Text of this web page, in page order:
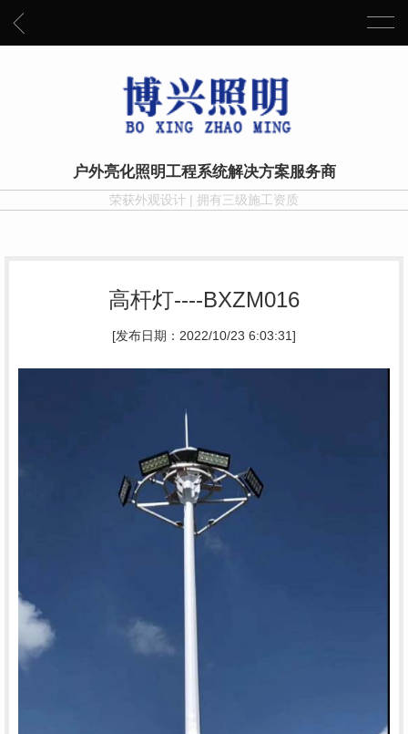
户外亮化照明工程系统解决方案服务商
荣获外观设计 | 拥有三级施工资质
高杆灯----BXZM016
[发布日期：2022/10/23 6:03:31]